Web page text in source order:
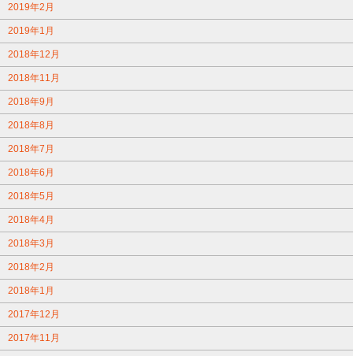
2019年2月
2019年1月
2018年12月
2018年11月
2018年9月
2018年8月
2018年7月
2018年6月
2018年5月
2018年4月
2018年3月
2018年2月
2018年1月
2017年12月
2017年11月